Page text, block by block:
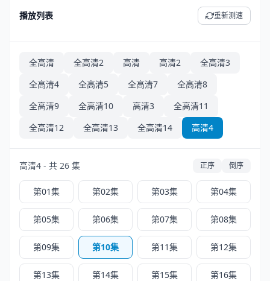
播放列表 重新测速
全高清 全高清2 高清 高清2
全高清3
全高清4
全高清5 全高清7
全高清8
全高清9
全高清10 高清3
全高清11
全高清12
全高清13 全高清14 高清4
高清4 - 共 26 集 正序 倒序
第01集 第02集 第03集 第04集
第05集 第06集 第07集 第08集
第09集 第10集 第11集 第12集
第13集 第14集 第15集 第16集